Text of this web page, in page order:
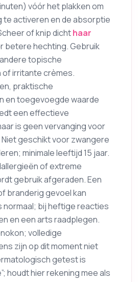
vóór het plakken om
te activeren en de absorptie
of knip dichthaar
betere hechting. Gebruik
topische
irritante crèmes.
praktische
en toegevoegde waarde
een effectieve
is geen vervanging voor
geschikt voor zwangere
minimale leeftijd 15 jaar.
of extreme
gebruik afgeraden. Een
branderig gevoel kan
normaal; bij heftige reacties
en een arts raadplegen.
volledige
zijn op dit moment niet
getest is
houdt hier rekening mee als